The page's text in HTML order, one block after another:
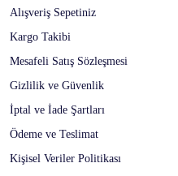
Alışveriş Sepetiniz
Kargo Takibi
Mesafeli Satış Sözleşmesi
Gizlilik ve Güvenlik
İptal ve İade Şartları
Ödeme ve Teslimat
Kişisel Veriler Politikası